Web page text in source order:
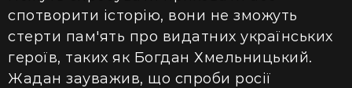
спотворити історію, вони не зможуть
стерти пам'ять про видатних українських
героїв, таких як Богдан Хмельницький.
Жадан зауважив, що спроби росії